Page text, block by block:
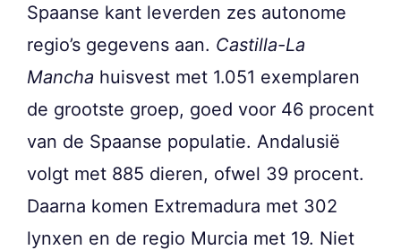
Spaanse kant leverden zes autonome
regio’s gegevens aan. Castilla-La
Mancha huisvest met 1.051 exemplaren
de grootste groep, goed voor 46 procent
van de Spaanse populatie. Andalusië
volgt met 885 dieren, ofwel 39 procent.
Daarna komen Extremadura met 302
lynxen en de regio Murcia met 19. Niet